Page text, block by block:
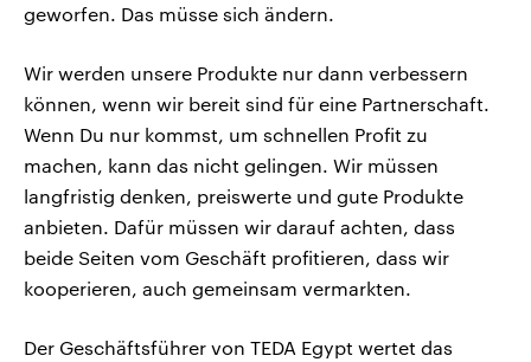
geworfen. Das müsse sich ändern.
Wir werden unsere Produkte nur dann verbessern
können, wenn wir bereit sind für eine Partnerschaft.
Wenn Du nur kommst, um schnellen Profit zu
machen, kann das nicht gelingen. Wir müssen
langfristig denken, preiswerte und gute Produkte
anbieten. Dafür müssen wir darauf achten, dass
beide Seiten vom Geschäft profitieren, dass wir
kooperieren, auch gemeinsam vermarkten.
Der Geschäftsführer von TEDA Egypt wertet das